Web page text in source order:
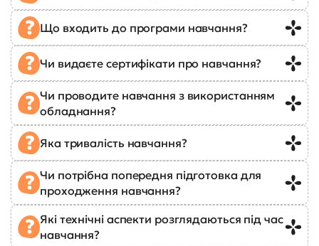
Що входить до програми навчання?
Чи видаєте сертифікати про навчання?
Чи проводите навчання з використанням
обладнання?
Яка тривалість навчання?
Чи потрібна попередня підготовка для
проходження навчання?
Які технічні аспекти розглядаються під час
навчання?